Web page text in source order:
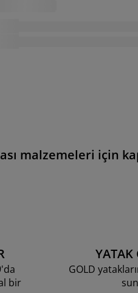
malzemeleri için
bir
YATAK
GOLD